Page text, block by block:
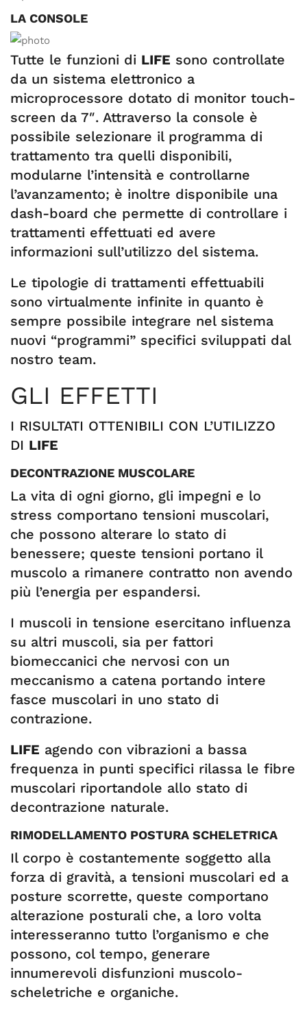
LA CONSOLE
Tutte le funzioni di LIFE sono controllate
da un sistema elettronico a
microprocessore dotato di monitor touch-
screen da 7″. Attraverso la console è
possibile selezionare il programma di
trattamento tra quelli disponibili,
modularne l’intensità e controllarne
l’avanzamento; è inoltre disponibile una
dash-board che permette di controllare i
trattamenti effettuati ed avere
informazioni sull’utilizzo del sistema.
Le tipologie di trattamenti effettuabili
sono virtualmente infinite in quanto è
sempre possibile integrare nel sistema
nuovi “programmi” specifici sviluppati dal
nostro team.
GLI EFFETTI
I RISULTATI OTTENIBILI CON L’UTILIZZO
DI LIFE
DECONTRAZIONE MUSCOLARE
La vita di ogni giorno, gli impegni e lo
stress comportano tensioni muscolari,
che possono alterare lo stato di
benessere; queste tensioni portano il
muscolo a rimanere contratto non avendo
più l’energia per espandersi.
I muscoli in tensione esercitano influenza
su altri muscoli, sia per fattori
biomeccanici che nervosi con un
meccanismo a catena portando intere
fasce muscolari in uno stato di
contrazione.
LIFE agendo con vibrazioni a bassa
frequenza in punti specifici rilassa le fibre
muscolari riportandole allo stato di
decontrazione naturale.
RIMODELLAMENTO POSTURA SCHELETRICA
Il corpo è costantemente soggetto alla
forza di gravità, a tensioni muscolari ed a
posture scorrette, queste comportano
alterazione posturali che, a loro volta
interesseranno tutto l’organismo e che
possono, col tempo, generare
innumerevoli disfunzioni muscolo-
scheletriche e organiche.